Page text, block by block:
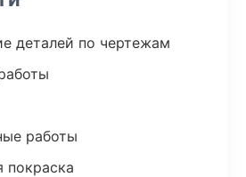
деталей по чертежам
работы
покраска